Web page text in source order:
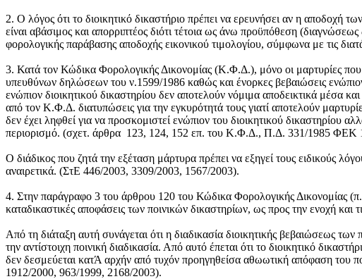
2. Ο λόγος ότι το διοικητικό δικαστήριο πρέπει να ερευνήσει αν η αποδοχή
είναι αβάσιμος και απορριπτέος διότι τέτοια ως άνω προϋπόθεση
φορολογικής παράβασης αποδοχής εικονικού τιμολογίου, σύμφωνα με τις
3. Κατά τον Κώδικα Φορολογικής Δικονομίας (Κ.Φ.Δ.), μόνο οι μαρτυρίες
υπευθύνων δηλώσεων του ν.1599/1986 καθώς και ένορκες βεβαιώσεις
ενώπιον διοικητικού δικαστηρίου δεν αποτελούν νόμιμα αποδεικτικά μέσα
από τον Κ.Φ.Δ. διατυπώσεις για την εγκυρότητά τους γιατί αποτελούν
δεν έχει ληφθεί για να προσκομιστεί ενώπιον του διοικητικού δικαστηρίου
περιορισμό. (σχετ. άρθρα 123, 124, 152 επ. του Κ.Φ.Δ., Π.Δ. 331/1985 ΦΕΚ
Ο διάδικος που ζητά την εξέταση μάρτυρα πρέπει να εξηγεί τους ειδικούς
αναιρετικά. (ΣτΕ 446/2003, 3309/2003, 1567/2003).
4. Στην παράγραφο 3 του άρθρου 120 του Κώδικα Φορολογικής Δικονομίας
καταδικαστικές αποφάσεις των ποινικών δικαστηρίων, ως προς την ενοχή και
Από τη διάταξη αυτή συνάγεται ότι η διαδικασία διοικητικής βεβαιώσεως
την αντίστοιχη ποινική διαδικασία. Από αυτό έπεται ότι το διοικητικό
δεν δεσμεύεται κατΆ αρχήν από τυχόν προηγηθείσα αθωωτική απόφαση του
1912/2000, 963/1999, 2168/2003).